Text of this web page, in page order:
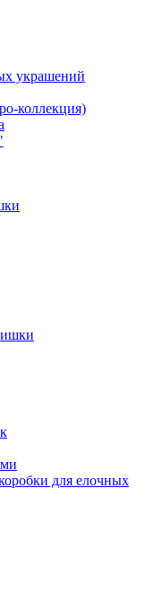
украшений
коллекция)
для елочных